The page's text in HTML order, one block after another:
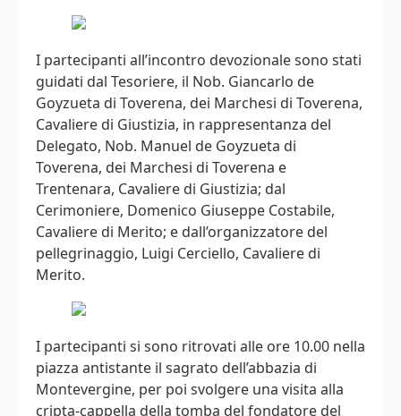
I partecipanti all’incontro devozionale sono stati
guidati dal Tesoriere, il Nob. Giancarlo de
Goyzueta di Toverena, dei Marchesi di Toverena,
Cavaliere di Giustizia, in rappresentanza del
Delegato, Nob. Manuel de Goyzueta di
Toverena, dei Marchesi di Toverena e
Trentenara, Cavaliere di Giustizia; dal
Cerimoniere, Domenico Giuseppe Costabile,
Cavaliere di Merito; e dall’organizzatore del
pellegrinaggio, Luigi Cerciello, Cavaliere di
Merito.
I partecipanti si sono ritrovati alle ore 10.00 nella
piazza antistante il sagrato dell’abbazia di
Montevergine, per poi svolgere una visita alla
cripta-cappella della tomba del fondatore del